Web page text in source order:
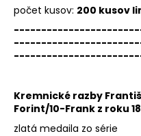
počet kusov: 200 kusov
Kremnické razby
Forint/10-Frank z roku
zlatá medaila zo série